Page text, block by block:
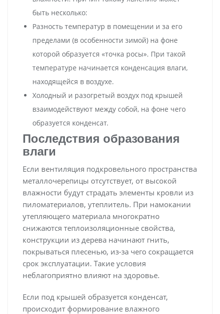
быть несколько:
Разность температур в помещении и за его
пределами (в особенности зимой) на фоне
которой образуется «точка росы». При такой
температуре начинается конденсация влаги,
находящейся в воздухе.
Холодный и разогретый воздух под крышей
взаимодействуют между собой, на фоне чего
образуется конденсат.
Последствия образования
влаги
Если вентиляция подкровельного пространства
металлочерепицы отсутствует, от высокой
влажности будут страдать элементы кровли из
пиломатериалов, утеплитель. При намокании
утепляющего материала многократно
снижаются теплоизоляционные свойства,
конструкции из дерева начинают гнить,
покрываться плесенью, из-за чего сокращается
срок эксплуатации. Такие условия
неблагоприятно влияют на здоровье.
Если под крышей образуется конденсат,
происходит формирование влажного